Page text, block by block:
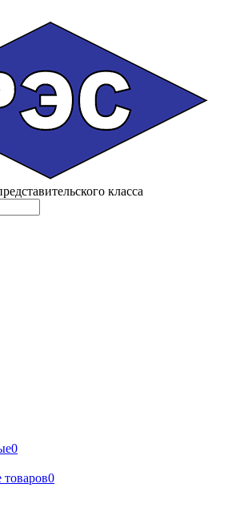
класса
0
0